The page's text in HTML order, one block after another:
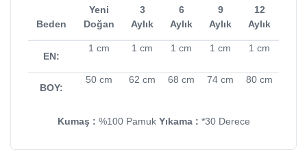
Beden
Yeni
Doğan
3
Aylık
6
Aylık
9
Aylık
12
Aylık
EN:
1 cm 1 cm 1 cm 1 cm 1 cm
BOY:
50 cm 62 cm 68 cm 74 cm 80 cm
Kumaş : %100 Pamuk Yıkama : *30 Derece